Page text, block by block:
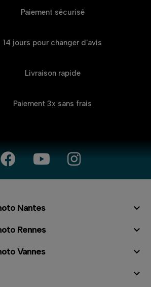
Paiement sécurisé
14 jours pour changer d'avis
Livraison rapide
Paiement 3x sans frais
Nantes 
Rennes 
Vannes 
